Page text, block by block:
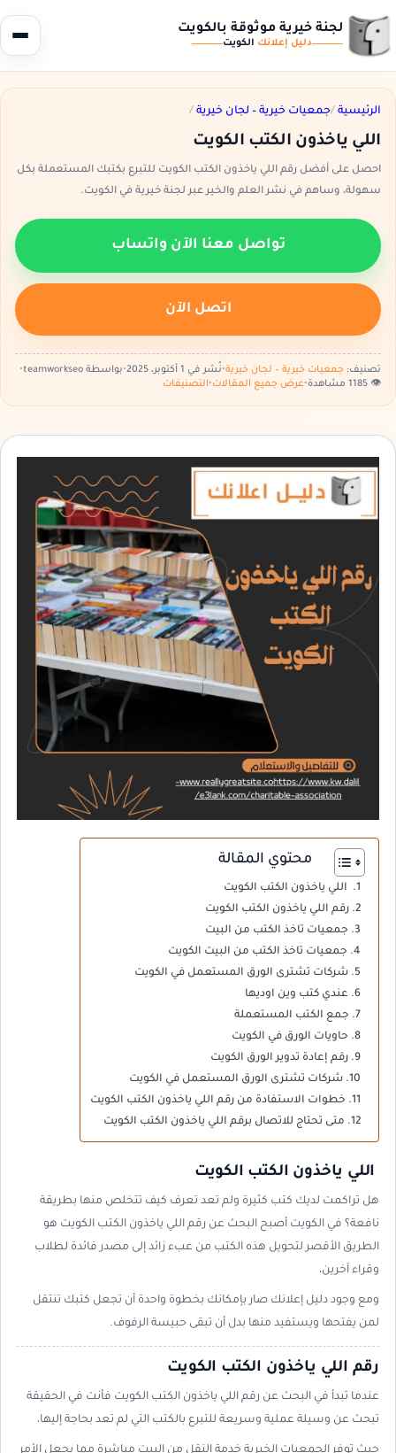
لجنة خيرية موثوقة بالكويت
دليل إعلانك الكويت
الرئيسية /جمعيات خيرية – لجان خيرية /
اللي ياخذون الكتب الكويت
احصل على أفضل رقم اللي ياخذون الكتب الكويت للتبرع بكتبك المستعملة بكل
سهولة، وساهم في نشر العلم والخير عبر لجنة خيرية في الكويت.
تواصل معنا الآن واتساب
اتصل الآن
تصنيف: جمعيات خيرية – لجان خيرية•نُشر في 1 أكتوبر، 2025 •بواسطة teamworkseo
•
👁️ 1185 مشاهدة
•عرض جميع المقالات•التصنيفات
محتوي المقالة
اللي ياخذون الكتب الكويت
رقم اللي ياخذون الكتب الكويت
جمعيات تاخذ الكتب من البيت
جمعيات تاخذ الكتب من البيت الكويت
شركات تشترى الورق المستعمل في الكويت
عندي كتب وين اوديها
جمع الكتب المستعملة
حاويات الورق في الكويت
رقم إعادة تدوير الورق الكويت
شركات تشترى الورق المستعمل في الكويت
خطوات الاستفادة من رقم اللي ياخذون الكتب الكويت
متى تحتاج للاتصال برقم اللي ياخذون الكتب الكويت
اللي ياخذون الكتب الكويت
هل تراكمت لديك كتب كثيرة ولم تعد تعرف كيف تتخلص منها بطريقة
نافعة؟ في الكويت أصبح البحث عن رقم اللي ياخذون الكتب الكويت هو
الطريق الأقصر لتحويل هذه الكتب من عبء زائد إلى مصدر فائدة لطلاب
وقراء آخرين،
ومع وجود دليل إعلانك صار بإمكانك بخطوة واحدة أن تجعل كتبك تنتقل
لمن يفتحها ويستفيد منها بدل أن تبقى حبيسة الرفوف.
رقم اللي ياخذون الكتب الكويت
عندما تبدأ في البحث عن رقم اللي ياخذون الكتب الكويت فأنت في الحقيقة
تبحث عن وسيلة عملية وسريعة للتبرع بالكتب التي لم تعد بحاجة إليها،
حيث توفر الجمعيات الخيرية خدمة النقل من البيت مباشرة مما يجعل الأمر